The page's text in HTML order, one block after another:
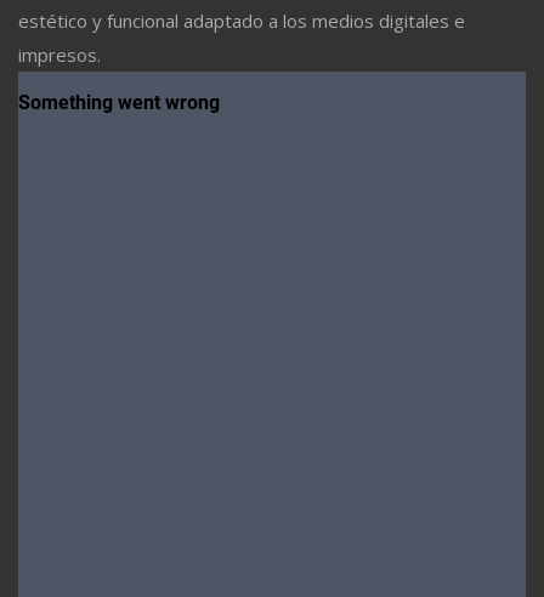
estético y funcional adaptado a los medios digitales e
impresos.